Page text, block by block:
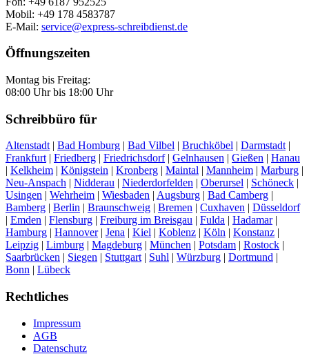
Mobil: +49 178 4583787
E-Mail: service@express-schreibdienst.de
Öffnungszeiten
Montag bis Freitag:
08:00 Uhr bis 18:00 Uhr
Schreibbüro für
Altenstadt | Bad Homburg | Bad Vilbel | Bruchköbel | Darmstadt |
Frankfurt | Friedberg | Friedrichsdorf| Gelnhausen | Gießen | Hanau
| Kelkheim | Königstein | Kronberg | Maintal | Mannheim | Marburg |
Neu-Anspach | Nidderau | Niederdorfelden | Oberursel | Schöneck |
Usingen | Wehrheim | Wiesbaden | Augsburg | Bad Camberg |
Bamberg | Berlin | Braunschweig | Bremen | Cuxhaven | Düsseldorf
| Emden | Flensburg | Freiburg im Breisgau | Fulda | Hadamar|
Hamburg | Hannover| Jena | Kiel | Koblenz | Köln | Konstanz |
Leipzig | Limburg | Magdeburg | München | Potsdam | Rostock |
Saarbrücken | Siegen | Stuttgart | Suhl | Würzburg | Dortmund |
Bonn | Lübeck
Rechtliches
Impressum
AGB
Datenschutz